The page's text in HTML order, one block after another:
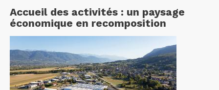
Accueil des activités : un paysage
économique en recomposition